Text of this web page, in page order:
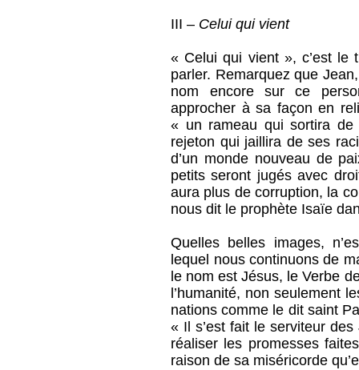
III – Celui qui vient
« Celui qui vient », c’est le
parler. Remarquez que
nom encore sur ce
approcher à sa façon en
« un rameau qui sortira
rejeton qui jaillira de ses
d’un monde nouveau de
petits seront jugés avec
aura plus de corruption, la
nous dit le prophète Isaïe
Quelles belles images,
lequel nous continuons de
le nom est Jésus, le Verbe
l’humanité, non seulement
nations comme le dit saint
« Il s’est fait le serviteur
réaliser les promesses
raison de sa miséricorde